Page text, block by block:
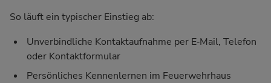
So läuft ein typischer Einstieg ab:
Unverbindliche Kontaktaufnahme per E‑Mail, Telefon
oder Kontaktformular
Persönliches Kennenlernen im Feuerwehrhaus